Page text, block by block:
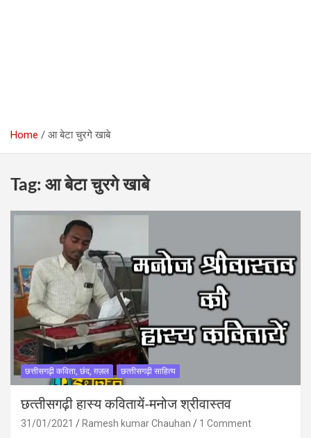
Home आ बेटा चुरगे खाबे
Tag: आ बेटा चुरगे खाबे
छत्तीसगढ़ी कविता, छंद, ग़ज़ल छत्‍तीसगढ़ी साहित्‍य
छत्‍तीसगढ़ी हास्‍य कवितायें-मनोज श्रीवास्‍तव
31/01/2021 Ramesh kumar Chauhan
1 Comment